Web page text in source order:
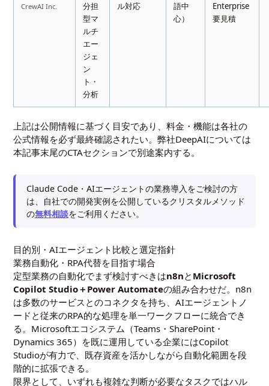
CrewAI Inc.
分担
型マ
ルチ
エー
ジェ
ン
ト・
分析
ル対応
語中
心）
Enterprise
要見積
上記は公開情報に基づく目安であり、料金・機能は各社の
公式情報を必ず最終確認されたい。弊社DeepAIについては
本記事末尾のCTAセクションで別途案内する。
Claude Code・AIエージェントの業務導入をご検討の方
は、自社での開発実例を公開しているクリスタルメソッド
の無料相談をご利用ください。
目的別・AIエージェント比較と選定指針
業務自動化・RPA代替を目指す場合
定型業務の自動化でまず検討すべきはn8nと Microsoft
Copilot Studio＋Power Automateの組み合わせだ。n8n
は多数のサービスとのコネクタを持ち、AIエージェントノ
ードと従来のRPA的な処理を単一ワークフローに統合でき
る。Microsoftエコシステム（Teams・SharePoint・
Dynamics 365）を既に運用している企業にはCopilot
Studioが有力で、既存資産を活かしながら自動化範囲を段
階的に拡張できる。
限界として、いずれも複雑な判断が必要なタスクではハル